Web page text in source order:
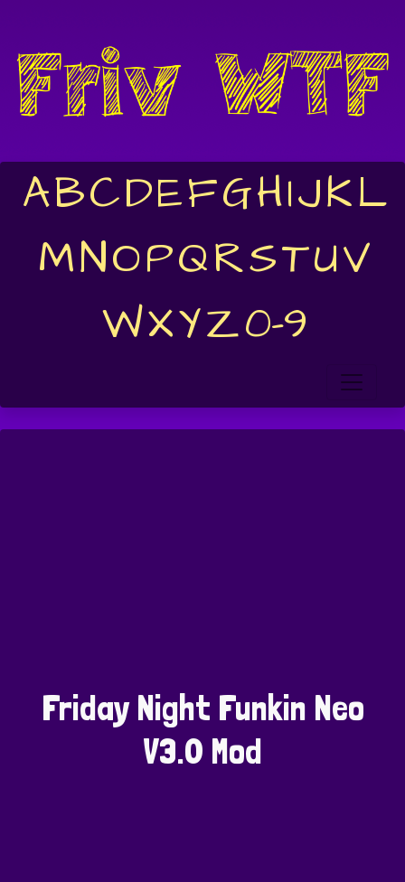
ABCDEFGHIJKL
MNOPQRSTUV
WXYZ0-9
Friday Night Funkin Neo
V3.0 Mod